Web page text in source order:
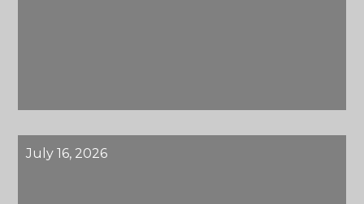
July 16, 2026